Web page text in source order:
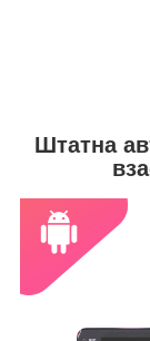
Штатна